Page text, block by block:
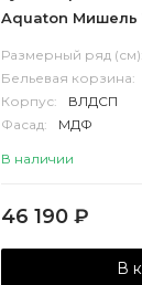
Aquaton Мишель
Размерный ряд (см):
Бельевая корзина:
Корпус:
ВЛДСП
Фасад:
МДФ
В наличии
46 190₽
В